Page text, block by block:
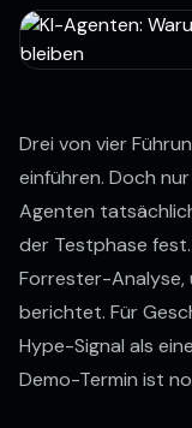
Drei von vier
einführen. Doch
Agenten
der Testphase
Forrester-Analyse,
berichtet. Für
Hype-Signal als
Demo-Termin ist